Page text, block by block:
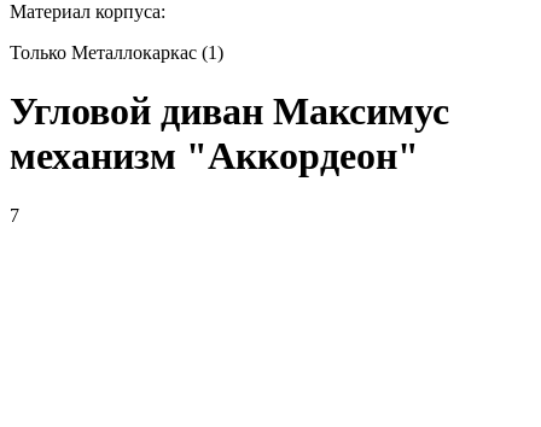
Материал корпуса:
Только Металлокаркас (1)
Угловой диван Максимус
механизм "Аккордеон"
7